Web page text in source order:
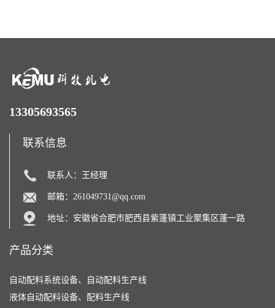
13305693565
联系信息
联系人：王经理
邮箱： 261049731@qq.com
地址：安徽省合肥市肥西县紫蓬镇工业聚集区蓬一路
产品分类
自动配料系统设备、自动配料生产线
液体自动配料设备、配料生产线